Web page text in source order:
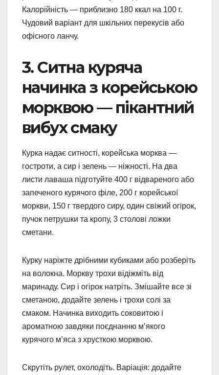
Калорійність — приблизно 180 ккал на 100 г.
Чудовий варіант для шкільних перекусів або
офісного ланчу.
3. Ситна куряча
начинка з корейською
морквою — пікантний
вибух смаку
Курка надає ситності, корейська морква —
гостроти, а сир і зелень — ніжності. На два
листи лаваша підготуйте 400 г відвареного або
запеченого курячого філе, 200 г корейської
моркви, 150 г твердого сиру, один свіжий огірок,
пучок петрушки та кропу, 3 столові ложки
сметани.
Курку наріжте дрібними кубиками або розберіть
на волокна. Моркву трохи відіжміть від
маринаду. Сир і огірок натріть. Змішайте все зі
сметаною, додайте зелень і трохи солі за
смаком. Начинка виходить соковитою і
ароматною завдяки поєднанню м’якого
курячого м’яса з хрусткою морквою.
Скрутіть рулет, охолодіть. Варіація: додайте